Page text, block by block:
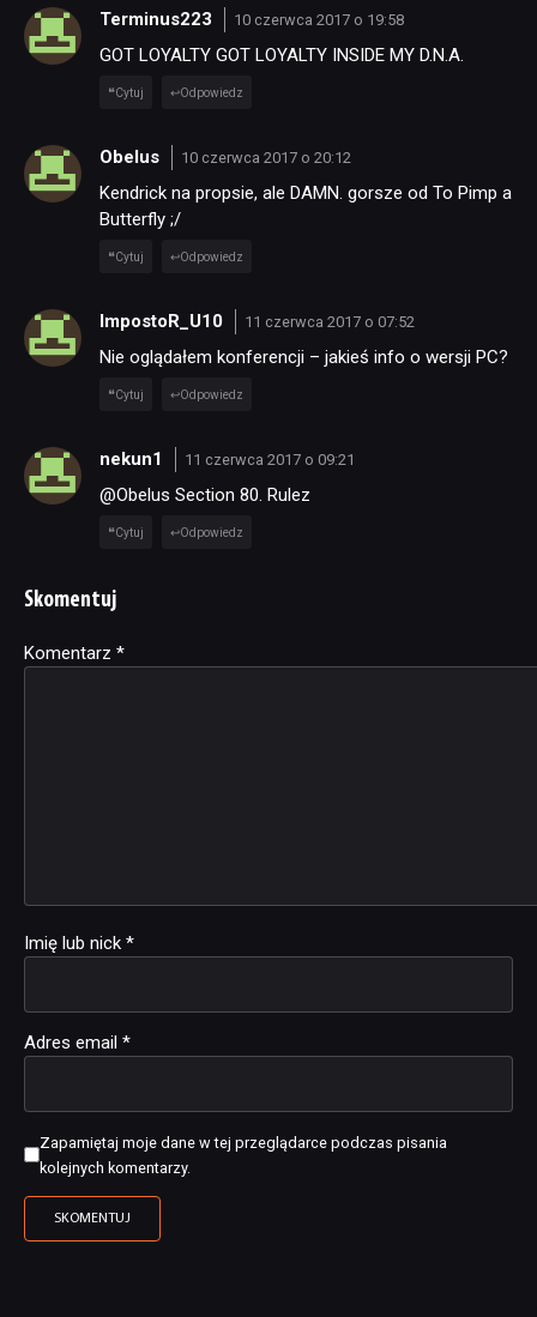
Terminus223 10 czerwca 2017 o 19:58
GOT LOYALTY GOT LOYALTY INSIDE MY D.N.A.
Cytuj Odpowiedz
Obelus 10 czerwca 2017 o 20:12
Kendrick na propsie, ale DAMN. gorsze od To Pimp a
Butterfly ;/
Cytuj Odpowiedz
ImpostoR_U10 11 czerwca 2017 o 07:52
Nie oglądałem konferencji – jakieś info o wersji PC?
Cytuj Odpowiedz
nekun1 11 czerwca 2017 o 09:21
@Obelus Section 80. Rulez
Cytuj Odpowiedz
Skomentuj
Komentarz *
Imię lub nick *
Adres email *
Zapamiętaj moje dane w tej przeglądarce podczas pisania
kolejnych komentarzy.
Alternative: